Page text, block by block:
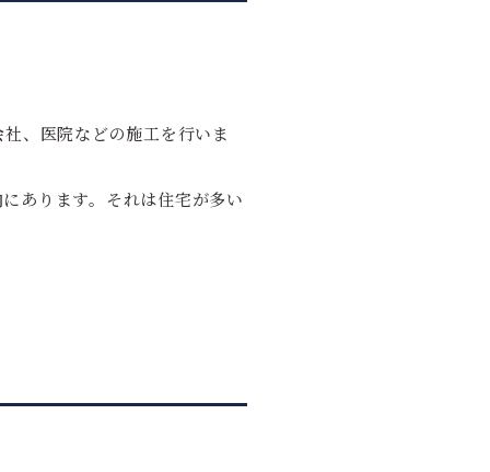
、医院などの施工を行いま
あります。それは住宅が多い